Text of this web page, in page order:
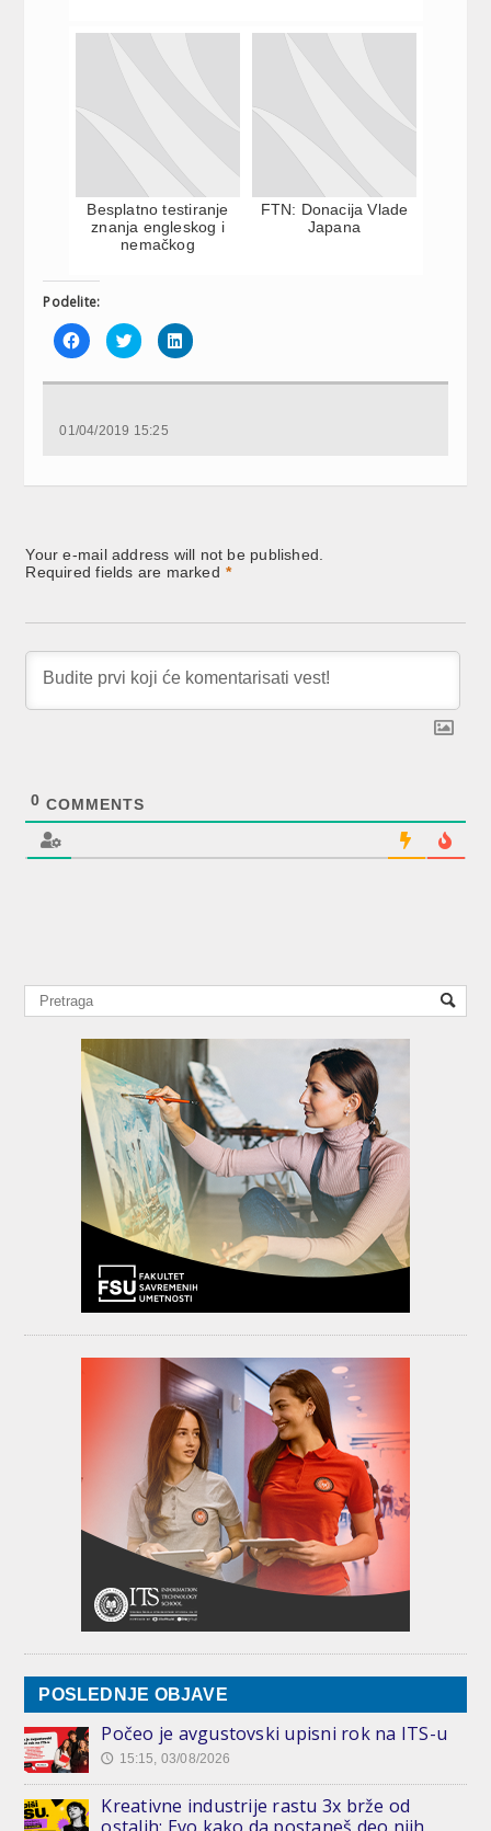
Besplatno testiranje
znanja engleskog i
nemačkog
FTN: Donacija Vlade
Japana
Podelite:
Click
to
share
Facebook
new
Click
to
share
Twitter
new
Click
to
LinkedIn
01/04/2019 15:25
Your e-mail address will not be published.
Required fields are marked *
0 COMMENTS
POSLEDNJE OBJAVE
Počeo je avgustovski upisni rok na ITS-u
🕔 15:15, 03/08/2026
Kreativne industrije rastu 3x brže od